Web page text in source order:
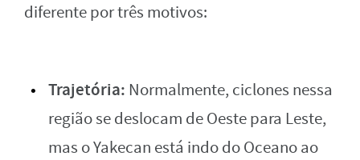
diferente por três motivos:
Trajetória: Normalmente, ciclones nessa
região se deslocam de Oeste para Leste,
mas o Yakecan está indo do Oceano ao